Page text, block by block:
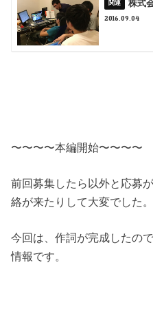
株式
2016.09.04
〜〜〜〜本編開始〜〜〜〜
前回募集したら以外と応募
絡が来たりして大変でした。
今回は、作詞が完成したの
情報です。